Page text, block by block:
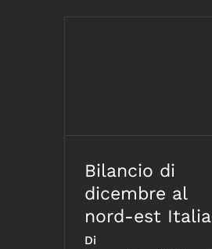
Bilancio di
dicembre al
nord-est Italia
Di